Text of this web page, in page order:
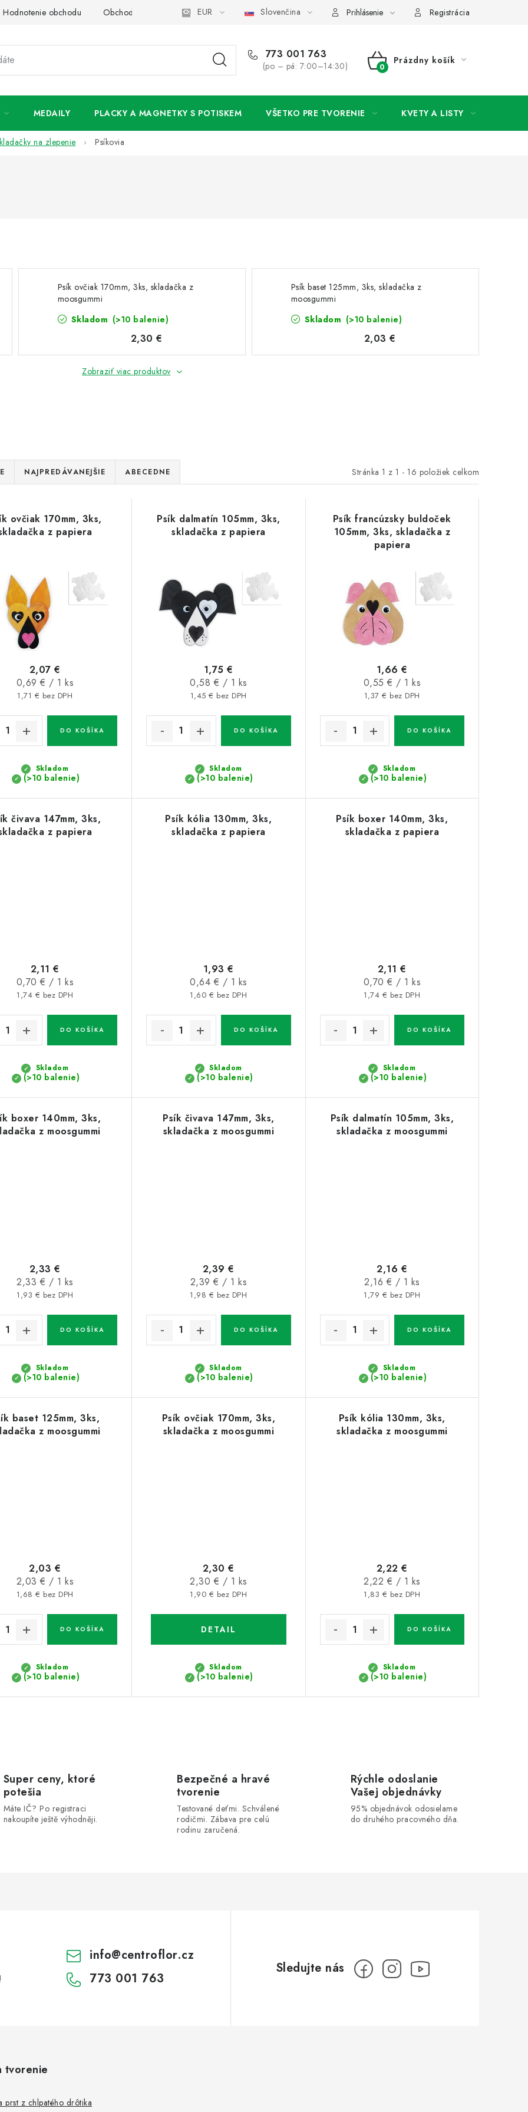
Hodnotenie obchodu Obchodné podmienky Podmienky ochrany osobných údajov Ako získať lepšie ceny?
EUR Slovenčina Prihlásenie Registrácia
773 001 763
(po – pá: 7:00–14:30)
NÁKUPNÝ
Prázdny košík
MEDAILY PLACKY A MAGNETKY S POTISKEM VŠETKO PRE TVORENIE KVETY A LISTY
na zlepenie Psíkovia
Psík ovčiak 170mm, 3ks, skladačka z
moosgummi
Skladom (>10 balenie)
2,30 €
Psík baset 125mm, 3ks, skladačka z
moosgummi
Skladom (>10 balenie)
2,03 €
Zobraziť viac produktov
Stránka 1 z 1 - 16 položiek celkom
NAJPREDÁVANEJŠIE ABECEDNE
ovčiak 170mm, 3ks,
z papiera
Skladom
(>10 balenie)
1,71 € bez DPH
2,07 €
Jednotková
cena:
0,69 € / 1 ks
DO KOŠÍKA
Psík dalmatín 105mm, 3ks,
skladačka z papiera
Skladom
(>10 balenie)
1,45 € bez DPH
1,75 €
Jednotková
cena:
0,58 € / 1 ks
DO KOŠÍKA
Psík francúzsky buldoček
105mm, 3ks, skladačka z
papiera
Skladom
(>10 balenie)
1,37 € bez DPH
1,66 €
Jednotková
cena:
0,55 € / 1 ks
DO KOŠÍKA
čivava 147mm, 3ks,
z papiera
Skladom
(>10 balenie)
1,74 € bez DPH
2,11 €
Jednotková
cena:
0,70 € / 1 ks
DO KOŠÍKA
Psík kólia 130mm, 3ks,
skladačka z papiera
Skladom
(>10 balenie)
1,60 € bez DPH
1,93 €
Jednotková
cena:
0,64 € / 1 ks
DO KOŠÍKA
Psík boxer 140mm, 3ks,
skladačka z papiera
Skladom
(>10 balenie)
1,74 € bez DPH
2,11 €
Jednotková
cena:
0,70 € / 1 ks
DO KOŠÍKA
boxer 140mm, 3ks,
z moosgummi
Skladom
(>10 balenie)
1,93 € bez DPH
2,33 €
Jednotková
cena:
2,33 € / 1 ks
DO KOŠÍKA
Psík čivava 147mm, 3ks,
skladačka z moosgummi
Skladom
(>10 balenie)
1,98 € bez DPH
2,39 €
Jednotková
cena:
2,39 € / 1 ks
DO KOŠÍKA
Psík dalmatín 105mm, 3ks,
skladačka z moosgummi
Skladom
(>10 balenie)
1,79 € bez DPH
2,16 €
Jednotková
cena:
2,16 € / 1 ks
DO KOŠÍKA
baset 125mm, 3ks,
z moosgummi
Skladom
(>10 balenie)
1,68 € bez DPH
2,03 €
Jednotková
cena:
2,03 € / 1 ks
DO KOŠÍKA
Psík ovčiak 170mm, 3ks,
skladačka z moosgummi
Skladom
(>10 balenie)
1,90 € bez DPH
2,30 €
Jednotková
cena:
2,30 € / 1 ks
DETAIL
Psík kólia 130mm, 3ks,
skladačka z moosgummi
Skladom
(>10 balenie)
1,83 € bez DPH
2,22 €
Jednotková
cena:
2,22 € / 1 ks
DO KOŠÍKA
Super ceny, ktoré
potešia
Máte IČ? Po registraci
nakoupíte ještě výhodněji.
Bezpečné a hravé
tvorenie
Testované deťmi. Schválené
rodičmi. Zábava pre celú
rodinu zaručená.
Rýchle odoslanie
Vašej objednávky
95% objednávok odosielame
do druhého pracovného dňa.
info@centroflor.cz
773 001 763
tvorenie
prst z chlpatého drôtika